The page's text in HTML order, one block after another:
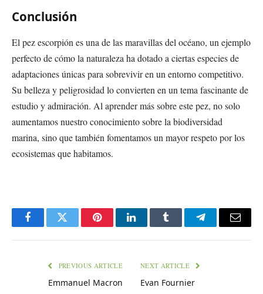
Conclusión
El pez escorpión es una de las maravillas del océano, un ejemplo
perfecto de cómo la naturaleza ha dotado a ciertas especies de
adaptaciones únicas para sobrevivir en un entorno competitivo.
Su belleza y peligrosidad lo convierten en un tema fascinante de
estudio y admiración. Al aprender más sobre este pez, no solo
aumentamos nuestro conocimiento sobre la biodiversidad
marina, sino que también fomentamos un mayor respeto por los
ecosistemas que habitamos.
FacebookTwitter PinterestLinkedInTumblr TelegramEmail
PREVIOUS ARTICLE
Emmanuel Macron
NEXT ARTICLE
Evan Fournier